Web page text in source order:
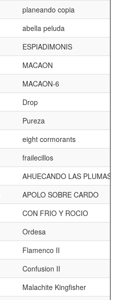
planeando copia
abella peluda
ESPIADIMONIS
MACAON
MACAON-6
Drop
Pureza
eight cormorants
frailecillos
AHUECANDO LAS PLUMAS
APOLO SOBRE CARDO
CON FRIO Y ROCIO
Ordesa
Flamenco II
Confusion II
Malachite Kingfisher